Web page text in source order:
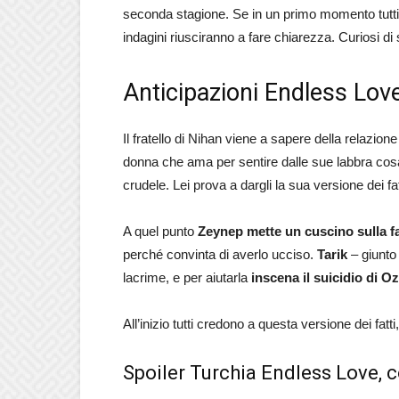
seconda stagione. Se in un primo momento
indagini riusciranno a fare chiarezza. Curiosi
Anticipazioni Endless
Il fratello di Nihan viene a sapere della
donna che ama per sentire dalle sue labbra
crudele. Lei prova a dargli la sua versione dei
A quel punto Zeynep mette un cuscino sulla
perché convinta di averlo ucciso. Tarik –
lacrime, e per aiutarla inscena il suicidio di
All’inizio tutti credono a questa versione dei
Spoiler Turchia Endless Love,